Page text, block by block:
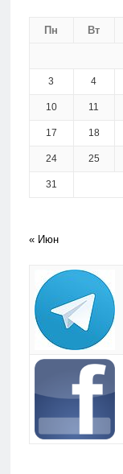
Пн Вт
3 4
10 11
17 18
24 25
31
« Июн